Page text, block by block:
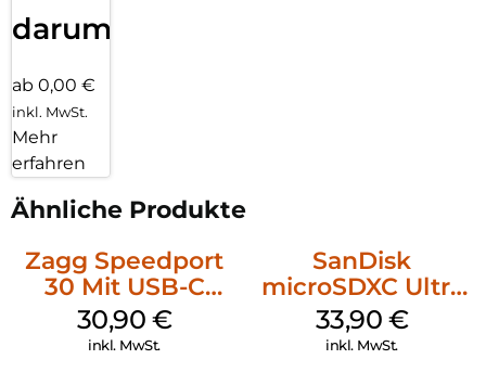
darum!
ab 0,00 €
inkl. MwSt.
Mehr
erfahren
Ähnliche Produkte
Zagg Speedport
30 Mit USB-C
Kabel Weiß
30,90 €
inkl. MwSt.
SanDisk
microSDXC Ultra
128 GB + Adapter
Mobile
33,90 €
inkl. MwSt.